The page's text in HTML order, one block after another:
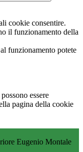
cookie consentire.
il funzionamento della
funzionamento potete
essere
pagina della cookie
Eugenio Montale